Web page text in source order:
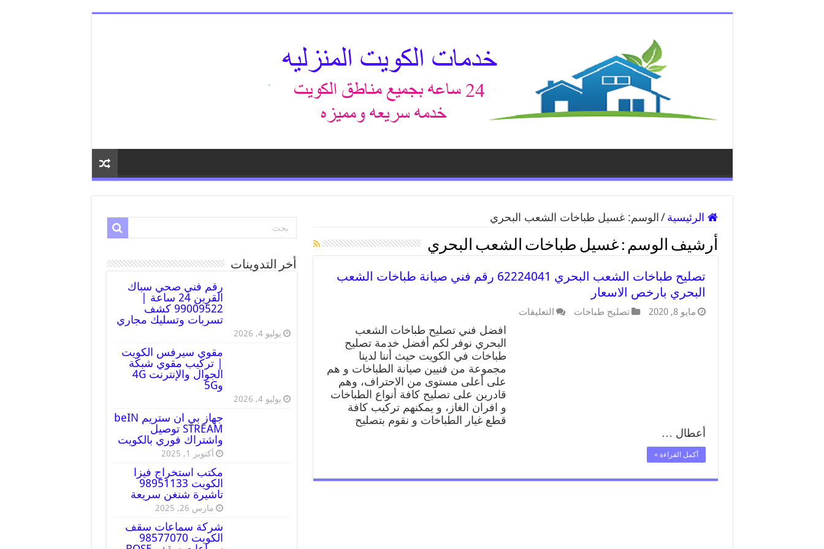
الرئيسية / الوسم:غسيل طباخات الشعب البحري
أرشيف الوسم : غسيل طباخات الشعب البحري
تصليح طباخات الشعب البحري 62224041 رقم فني صيانة طباخات الشعب
البحري بارخص الاسعار
مايو 8, 2020 تصليح طباخات التعليقات
افضل فني تصليح طباخات الشعب
البحري نوفر لكم أفضل خدمة تصليح
طباخات في الكويت حيث أننا لدينا
مجموعة من فنيين صيانة الطباخات و هم
على أعلى مستوى من الاحتراف، وهم
قادرين على تصليح كافة أنواع الطباخات
و افران الغاز، و يمكنهم تركيب كافة
قطع غيار الطباخات و نقوم بتصليح
أعطال …
أكمل القراءة »
أخر التدوينات
رقم فني صحي سباك
القرين 24 ساعة |
99009522 كشف
تسربات وتسليك مجاري
يوليو 4, 2026
مقوي سيرفس الكويت
| تركيب مقوي شبكة
الجوال والإنترنت 4G
و5G
يوليو 4, 2026
جهاز بي ان ستريم beIN
STREAM توصيل
واشتراك فوري بالكويت
أكتوبر 1, 2025
مكتب استخراج فيزا
الكويت 98951133
تاشيرة شنغن سريعة
مارس 26, 2025
شركة سماعات سقف
الكويت 98577070